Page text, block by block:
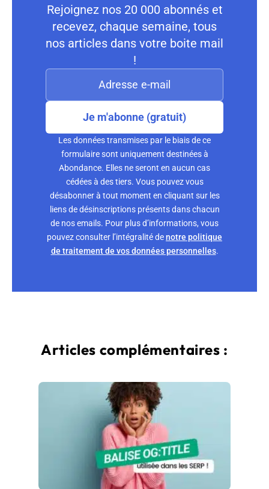
Rejoignez nos 20 000 abonnés et
recevez, chaque semaine, tous
nos articles dans votre boite mail
!
Je m'abonne (gratuit)
Les données transmises par le biais de ce
formulaire sont uniquement destinées à
Abondance. Elles ne seront en aucun cas
cédées à des tiers. Vous pouvez vous
désabonner à tout moment en cliquant sur les
liens de désinscriptions présents dans chacun
de nos emails. Pour plus d’informations, vous
pouvez consulter l’intégralité denotre politique
de traitement de vos données personnelles.
Articles complémentaires :